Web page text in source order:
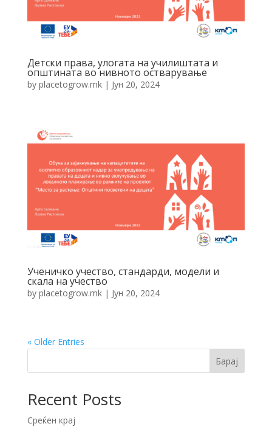
Детски права, улогата на училиштата и
општината во нивното остварување
by placetogrow.mk| Јун 20, 2024
Ученичко учество, стандарди, модели и
скала на учество
by placetogrow.mk| Јун 20, 2024
« Older Entries
Барај
Recent Posts
Среќен крај